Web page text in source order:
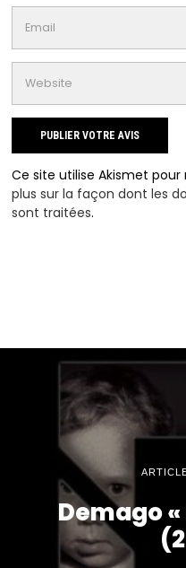
Ce site utilise Akismet
plus sur la façon dont les
sont traitées.
Demago